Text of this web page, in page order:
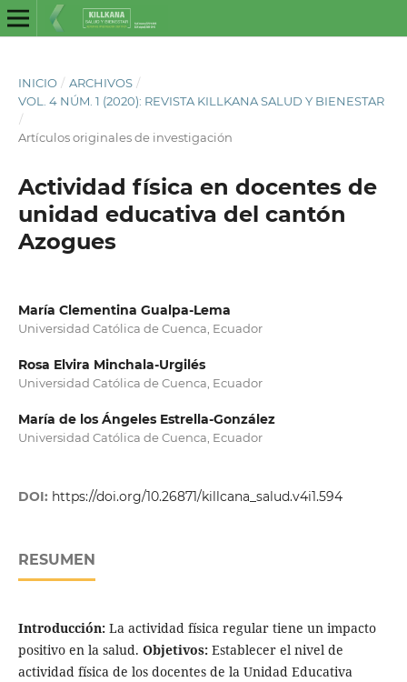
INICIO / ARCHIVOS /
VOL. 4 NÚM. 1 (2020): REVISTA KILLKANA SALUD Y BIENESTAR
/
Artículos originales de investigación
Actividad física en docentes de
unidad educativa del cantón
Azogues
María Clementina Gualpa-Lema
Universidad Católica de Cuenca, Ecuador
Rosa Elvira Minchala-Urgilés
Universidad Católica de Cuenca, Ecuador
María de los Ángeles Estrella-González
Universidad Católica de Cuenca, Ecuador
DOI: https://doi.org/10.26871/killcana_salud.v4i1.594
RESUMEN
Introducción:La actividad física regular tiene un impacto
positivo en la salud. Objetivos:Establecer el nivel de
actividad física de los docentes de la Unidad Educativa